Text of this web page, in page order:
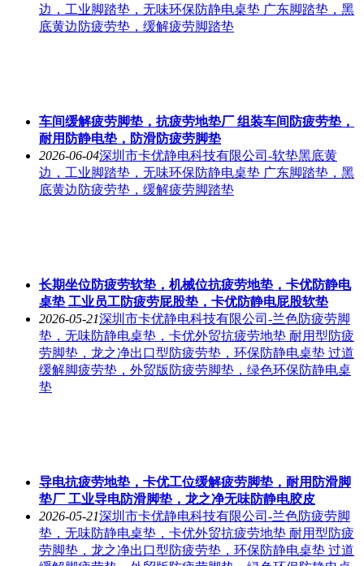
边，工业脚踏垫，无味环保防静电桌垫 广东脚踏垫，黑
底黄边防疲劳垫，缓解疲劳脚踏垫
车间缓解疲劳脚垫，抗疲劳地垫厂 组装车间防疲劳垫，
耐用防静电垫，防滑防疲劳脚垫
2026-06-04深圳市卡优静电科技有限公司-软垫黑底黄
边，工业脚踏垫，无味环保防静电桌垫 广东脚踏垫，黑
底黄边防疲劳垫，缓解疲劳脚踏垫
长期坐位防疲劳软垫，机械位抗疲劳地垫，卡优防静电
桌垫 工业员工防疲劳屁股垫，卡优防静电屁股软垫
2026-05-21深圳市卡优静电科技有限公司-兰色防疲劳脚
垫，无味防静电桌垫，卡优外贸抗疲劳地垫 耐用型防疲
劳脚垫，龙之净出口型防疲劳垫，环保防静电桌垫 过道
缓解脚疲劳垫，外贸版防疲劳脚垫，绿色环保防静电桌
垫
导电抗疲劳地垫，卡优工位缓解疲劳脚垫，耐用防滑脚
垫厂 工业导电防滑脚垫，龙之净无味防静电胶皮
2026-05-21深圳市卡优静电科技有限公司-兰色防疲劳脚
垫，无味防静电桌垫，卡优外贸抗疲劳地垫 耐用型防疲
劳脚垫，龙之净出口型防疲劳垫，环保防静电桌垫 过道